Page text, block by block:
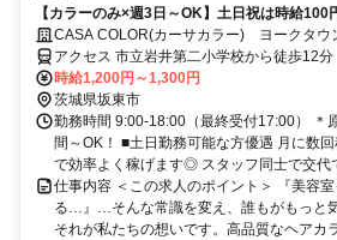
【カラーのみ×週3日～OK】土日祝は時給100
で無理せず稼げるカラーリスト
CASA COLOR(カーサカラー) ヨークタウ
アクセス 市立岩井第二小学校から徒歩12分
時給1,200円～1,300円
茨城県坂東市
勤務時間 9:00-18:00（最終受付17:00） ＊
間～OK！ ■土日勤務可能な方優遇 月に数
で効率よく稼げます◎ スタッフ同士で交代
仕事内容 ＜この求人のポイント＞ 『美容
る…』…そんな常識を変え、誰もがもっと
それが私たちの想いです。高品質なヘアカ